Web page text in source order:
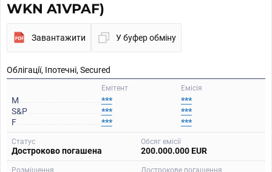
WKN A1VPAF)
Завантажити У буфер обміну
Облігації, Іпотечні, Secured
Емісія
Емітент
M ***
***
S&P
***
***
F
***
***
Статус
Достроково погашена
Обсяг емісії
200.000.000 EUR
Розміщення Дострокове погашення